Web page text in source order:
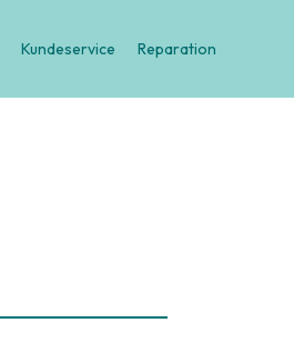
Kundeservice Reparation